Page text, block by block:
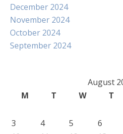
December 2024
November 2024
October 2024
September 2024
August
M
T W T
3
4 5 6